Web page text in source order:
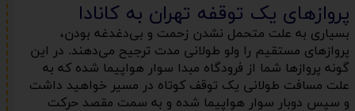
پروازهای یک توقفه تهران به کانادا
بسیاری به علت متحمل نشدن زحمت و بی‌دغدغه بودن،
پروازهای مستقیم را ولو طولانی مدت ترجیح می‌دهند. در این
گونه پروازها شما از فرودگاه مبدا سوار هواپیما شده که به
علت مسافت طولانی یک توقف کوتاه در مسیر خواهید داشت
و سپس دوبار سوار هواپیما شده و به سمت مقصد حرکت